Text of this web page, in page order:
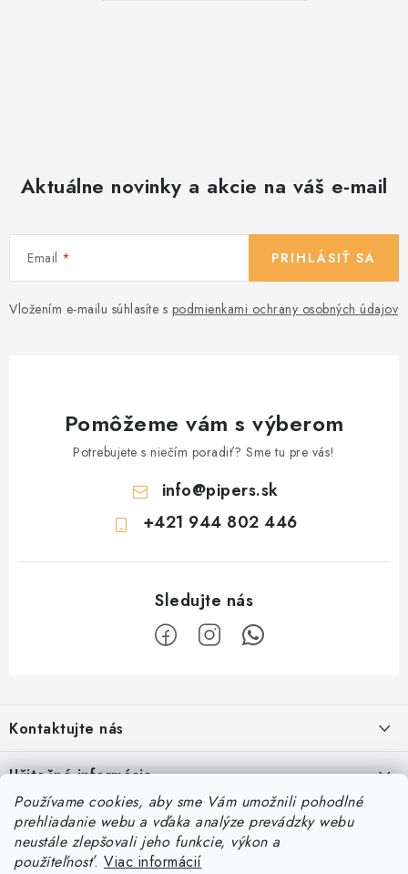
Používame cookies, aby sme Vám umožnili pohodlné
prehliadanie webu a vďaka analýze prevádzky webu
neustále zlepšovali jeho funkcie, výkon a
použiteľnosť. Viac informácií
Aktuálne novinky a akcie na váš e-mail
Email
Vložením e-mailu súhlasíte s podmienkami ochrany osobných údajov
PRIHLÁSIŤ SA
Pomôžeme vám s výberom
Potrebujete s niečím poradiť? Sme tu pre vás!
info@pipers.sk
+421 944 802 446
p
ä
t
Kontaktujte nás
Tel.:+421 944 802 446
Email:info@pipers.sk
Užitočné informácie
Vernostný program a zľavy
Obchodné podmienky
Naše správy
Predstavujeme novú líniu Piper’s BARF FRESH
Nájdete nás